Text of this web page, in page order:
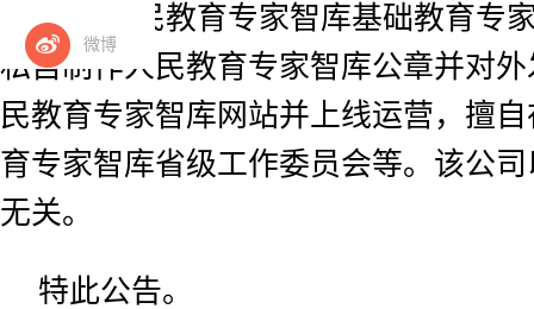
微博
开开展“人民教育专家智库基础教育专
私自制作人民教育专家智库公章并对
民教育专家智库网站并上线运营，擅
育专家智库省级工作委员会等。该公
无关。
特此公告。